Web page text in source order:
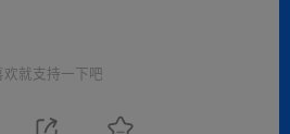
欢就支持一下吧